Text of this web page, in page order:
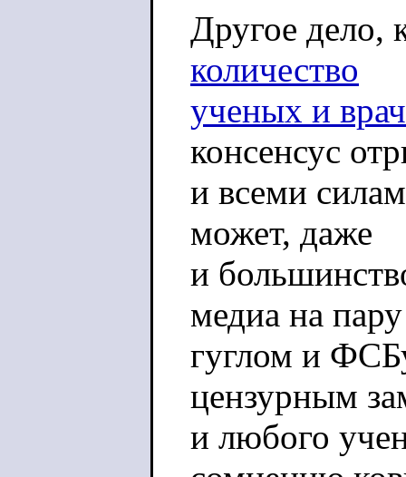
Другое дело,
количество
ученых и
консенсус
и всеми
может, даже
и
медиа на
гуглом и
цензурным
и любого